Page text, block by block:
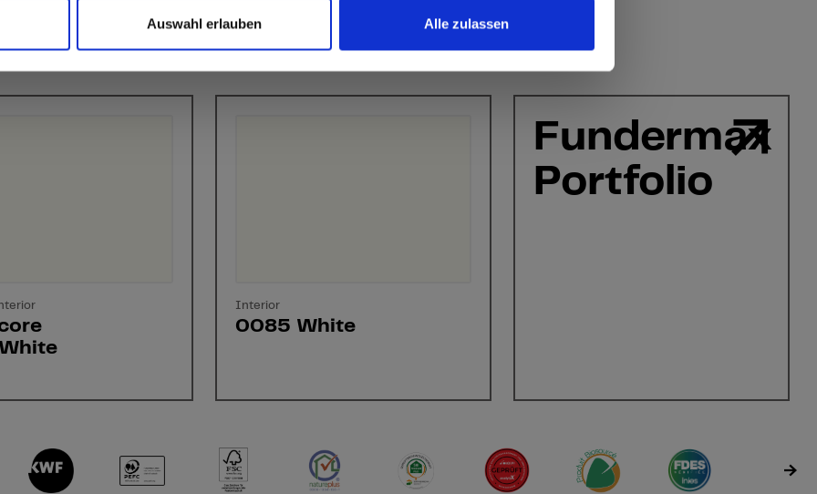
Auswahl erlauben Alle zulassen
Interior
0085 White
Fundermax
Portfolio